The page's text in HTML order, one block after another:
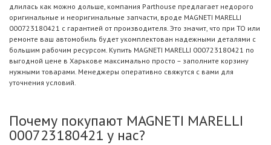
длилась как можно дольше, компания Parthouse предлагает недорого
оригинальные и неоригинальные запчасти, вроде MAGNETI MARELLI
000723180421 с гарантией от производителя. Это значит, что при ТО или
ремонте ваш автомобиль будет укомплектован надежными деталями с
большим рабочим ресурсом. Купить MAGNETI MARELLI 000723180421 по
выгодной цене в Харькове максимально просто – заполните корзину
нужными товарами. Менеджеры оперативно свяжутся с вами для
уточнения условий.
Почему покупают MAGNETI MARELLI
000723180421 у нас?